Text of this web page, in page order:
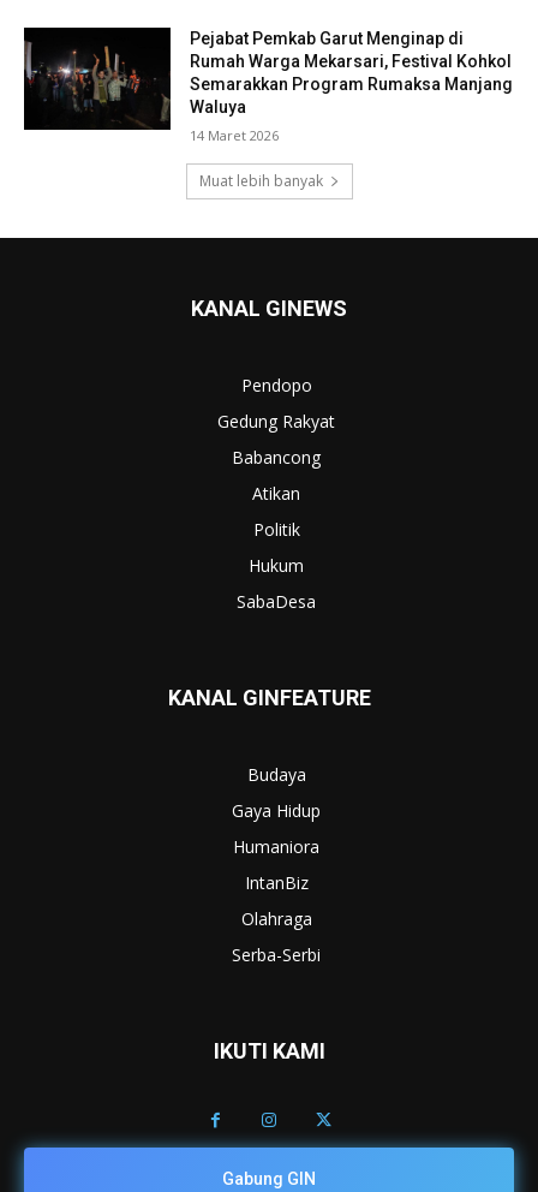
Pejabat Pemkab Garut Menginap di
Rumah Warga Mekarsari, Festival Kohkol
Semarakkan Program Rumaksa Manjang
Waluya
14 Maret 2026
Muat lebih banyak
KANAL GINEWS
Pendopo
Gedung Rakyat
Babancong
Atikan
Politik
Hukum
SabaDesa
KANAL GINFEATURE
Budaya
Gaya Hidup
Humaniora
IntanBiz
Olahraga
Serba-Serbi
IKUTI KAMI
Gabung GIN